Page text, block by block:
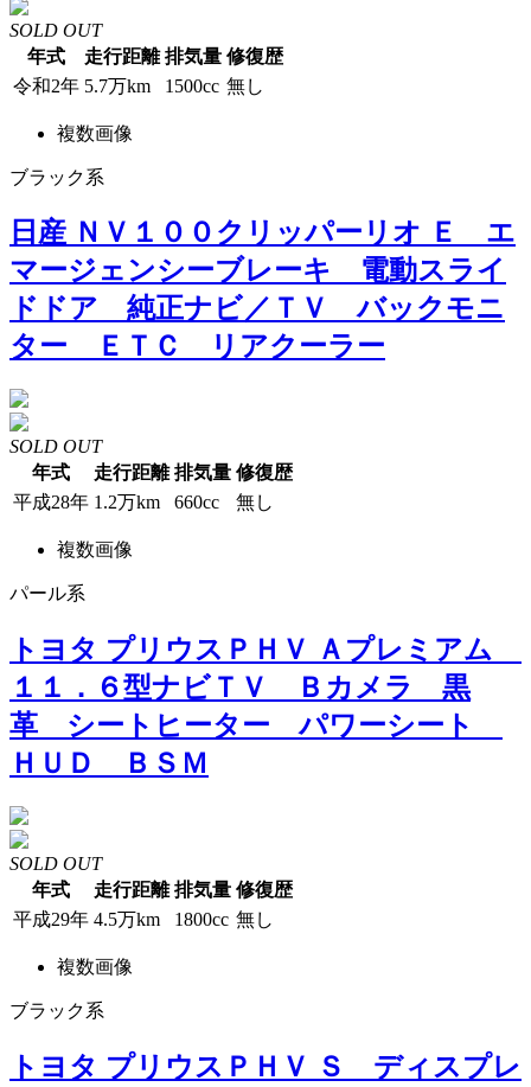
SOLD OUT
年式
走行距離 排気量 修復歴
令和2年 5.7万km 1500cc 無し
複数画像
ブラック系
日産 ＮＶ１００クリッパーリオ Ｅ エ
マージェンシーブレーキ 電動スライ
ドドア 純正ナビ／ＴＶ バックモニ
ター ＥＴＣ リアクーラー
SOLD OUT
年式
走行距離 排気量 修復歴
平成28年 1.2万km 660cc 無し
複数画像
パール系
トヨタ プリウスＰＨＶ Ａプレミアム
１１．６型ナビＴＶ Ｂカメラ 黒
革 シートヒーター パワーシート
ＨＵＤ ＢＳＭ
SOLD OUT
年式
走行距離 排気量 修復歴
平成29年 4.5万km 1800cc 無し
複数画像
ブラック系
トヨタ プリウスＰＨＶ Ｓ ディスプレ